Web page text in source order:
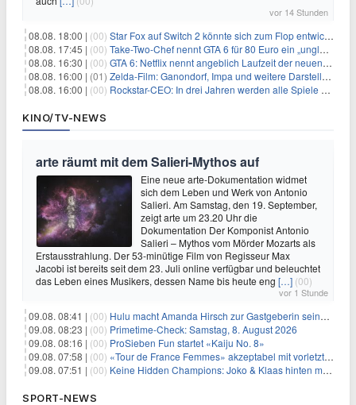
vor 14 Stunden
08.08. 18:00 | (00) Star Fox auf Switch 2 könnte sich zum Flop entwickeln
08.08. 17:45 | (00) Take-Two-Chef nennt GTA 6 für 80 Euro ein „unglaubliches Schnäppchen“
08.08. 16:30 | (00) GTA 6: Netflix nennt angeblich Laufzeit der neuen Gameplay-Präsentation
08.08. 16:00 | (01) Zelda-Film: Ganondorf, Impa und weitere Darsteller sollen feststehen
08.08. 16:00 | (00) Rockstar-CEO: In drei Jahren werden alle Spiele gestreamt
KINO/TV-NEWS
arte räumt mit dem Salieri-Mythos auf
Eine neue arte-Dokumentation widmet
sich dem Leben und Werk von Antonio
Salieri. Am Samstag, den 19. September,
zeigt arte um 23.20 Uhr die
Dokumentation Der Komponist Antonio
Salieri – Mythos vom Mörder Mozarts als
Erstausstrahlung. Der 53-minütige Film von Regisseur Max
Jacobi ist bereits seit dem 23. Juli online verfügbar und beleuchtet
das Leben eines Musikers, dessen Name bis heute eng […] (00)
vor 1 Stunde
09.08. 08:41 | (00) Hulu macht Amanda Hirsch zur Gastgeberin seines Reality-Podcasts
09.08. 08:23 | (00) Primetime-Check: Samstag, 8. August 2026
09.08. 08:16 | (00) ProSieben Fun startet «Kaiju No. 8»
09.08. 07:58 | (00) «Tour de France Femmes» akzeptabel mit vorletzter Etappe
09.08. 07:51 | (00) Keine Hidden Champions: Joko & Klaas hinten mit Best-Of
SPORT-NEWS